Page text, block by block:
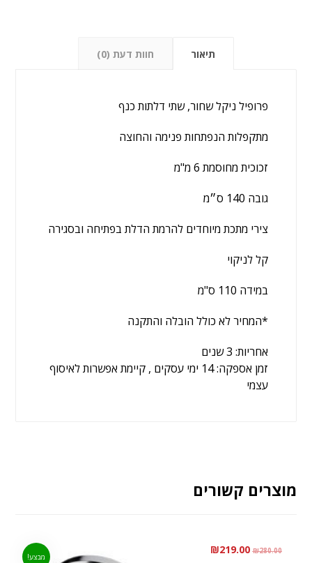
תיאור חוות דעת (0)
פרופיל ניקל שחור, שתי דלתות כנף
מתקפלות הנפתחות פנימה והחוצה
זכוכית מחוסמת 6 מ"מ
גובה 140 ס״מ
צירי מתכת מיוחדים להרמת הדלת בפתיחה ובסגירה
קל לניקוי
במידה 110 ס"מ
*המחיר לא כולל הובלה והתקנה
אחריות: 3 שנים
זמן אספקה:14 ימי עסקים , קיימת אפשרות לאיסוף
עצמי
מוצרים קשורים
₪280.00
₪219.00
מבצע!